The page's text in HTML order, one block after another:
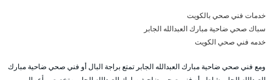
خدمات فني صحي بالكويت
سباك صحي ضاحية مبارك العبدالله الجابر
خدمه فني صحي الكويت
ومع فني صحي ضاحية مبارك العبدالله الجابر تمتع براجة البال أو فني صحي ضاحية مبارك